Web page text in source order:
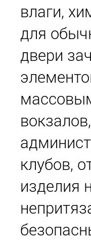
влаги,
для
двери
клубов,
изделия